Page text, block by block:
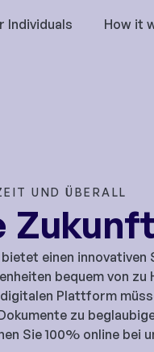
Individuals How it
UND ÜBERALL
einen innovativen
bequem von
Plattform
zu
Sie 100% online bei